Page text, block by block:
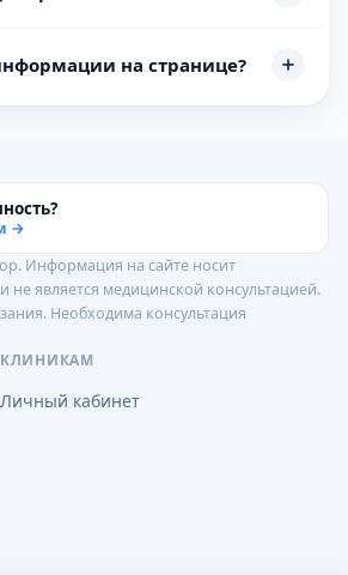
на странице?
→
Информация на сайте носит
не является медицинской консультацией.
Необходима консультация
КЛИНИКАМ
Личный кабинет